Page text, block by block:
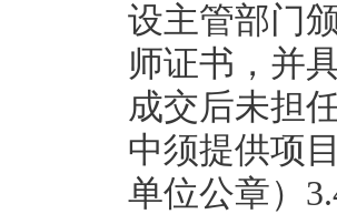
设主管部门
师证书，并
成交后未担
中须提供项
单位公章）